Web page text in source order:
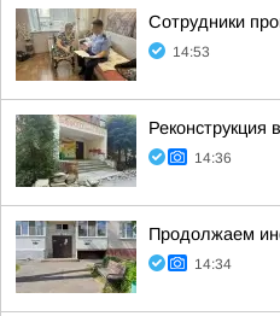
Сотрудники
14:53
Реконструкция
14:36
Продолжаем
14:34